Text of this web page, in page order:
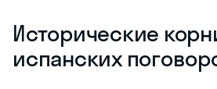
Исторические
испанских